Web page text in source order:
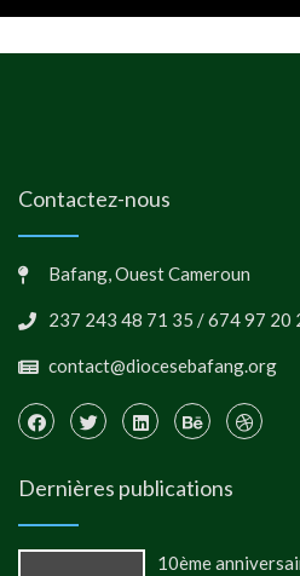
Contactez-nous
Bafang, Ouest Cameroun
237 243 48 71 35 / 674 97 20
contact@diocesebafang.org
Dernières publications
10ème